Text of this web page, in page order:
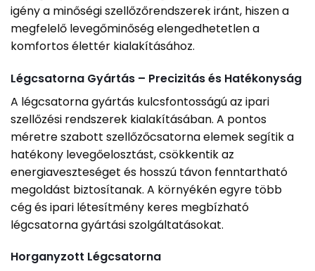
igény a minőségi szellőzőrendszerek iránt, hiszen a
megfelelő levegőminőség elengedhetetlen a
komfortos élettér kialakításához.
Légcsatorna Gyártás – Precizitás és Hatékonyság
A légcsatorna gyártás kulcsfontosságú az ipari
szellőzési rendszerek kialakításában. A pontos
méretre szabott szellőzőcsatorna elemek segítik a
hatékony levegőelosztást, csökkentik az
energiaveszteséget és hosszú távon fenntartható
megoldást biztosítanak. A környékén egyre több
cég és ipari létesítmény keres megbízható
légcsatorna gyártási szolgáltatásokat.
Horganyzott Légcsatorna